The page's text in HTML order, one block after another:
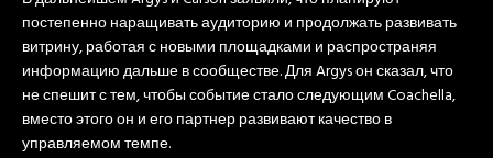
постепенно наращивать аудиторию и продолжать развивать
витрину, работая с новыми площадками и распространяя
информацию дальше в сообществе. Для Argys он сказал, что
не спешит с тем, чтобы событие стало следующим Coachella,
вместо этого он и его партнер развивают качество в
управляемом темпе.